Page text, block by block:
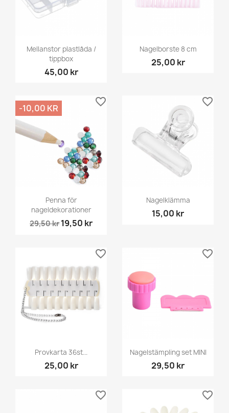
Mellanstor plastlåda /
tippbox
45,00 kr
Nagelborste 8 cm
25,00 kr
Penna för
nageldekorationer
29,50 kr 19,50 kr
-10,00 KR
favorite_border
Nagelklämma
15,00 kr
favorite_border
Provkarta 36st...
25,00 kr
favorite_border
Nagelstämpling set MINI
29,50 kr
favorite_border
favorite_border favorite_border